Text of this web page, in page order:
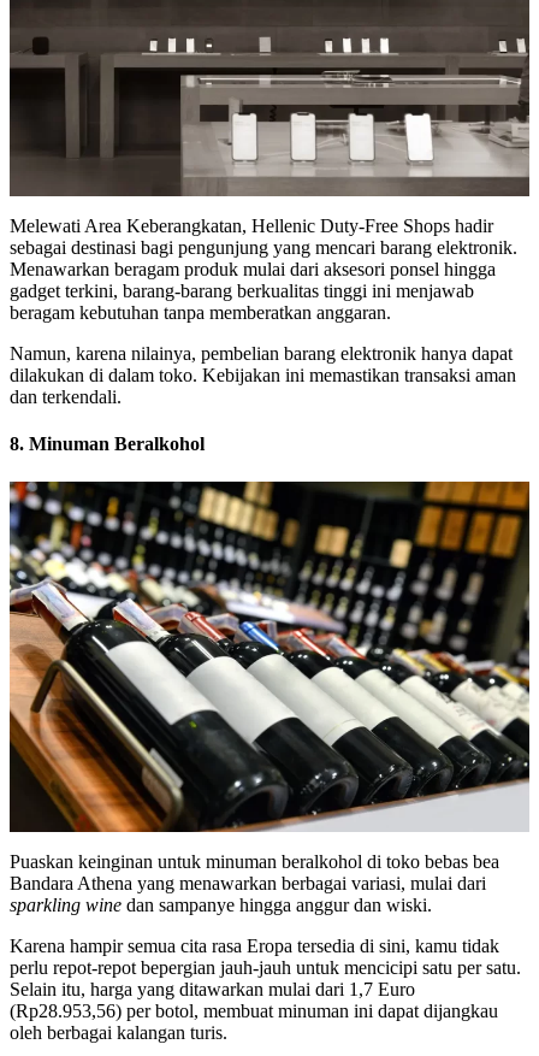
Melewati Area Keberangkatan, Hellenic Duty-Free Shops hadir
sebagai destinasi bagi pengunjung yang mencari barang elektronik.
Menawarkan beragam produk mulai dari aksesori ponsel hingga
gadget terkini, barang-barang berkualitas tinggi ini menjawab
beragam kebutuhan tanpa memberatkan anggaran.
Namun, karena nilainya, pembelian barang elektronik hanya dapat
dilakukan di dalam toko. Kebijakan ini memastikan transaksi aman
dan terkendali.
8. Minuman Beralkohol
Puaskan keinginan untuk minuman beralkohol di toko bebas bea
Bandara Athena yang menawarkan berbagai variasi, mulai dari
sparkling wine dan sampanye hingga anggur dan wiski.
Karena hampir semua cita rasa Eropa tersedia di sini, kamu tidak
perlu repot-repot bepergian jauh-jauh untuk mencicipi satu per satu.
Selain itu, harga yang ditawarkan mulai dari 1,7 Euro
(Rp28.953,56) per botol, membuat minuman ini dapat dijangkau
oleh berbagai kalangan turis.